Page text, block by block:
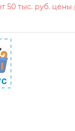
тыс. руб.